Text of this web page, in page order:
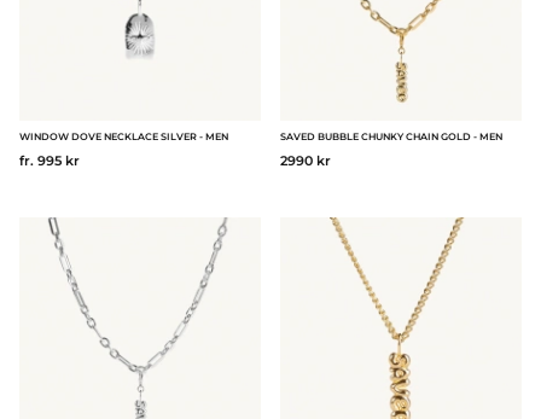
WINDOW DOVE NECKLACE SILVER - MEN
fr. 995 kr
SAVED BUBBLE CHUNKY CHAIN GOLD - MEN
2990 kr